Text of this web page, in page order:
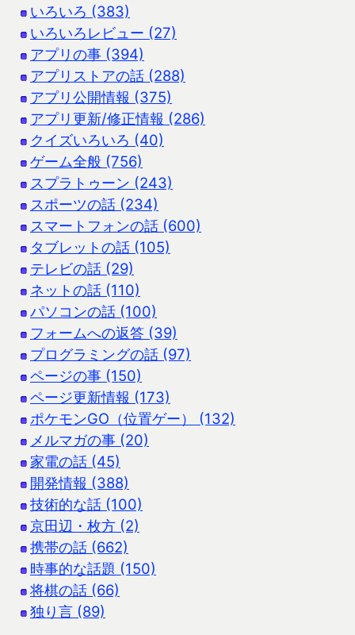
いろいろ (383)
いろいろレビュー (27)
アプリの事 (394)
アプリストアの話 (288)
アプリ公開情報 (375)
アプリ更新/修正情報 (286)
クイズいろいろ (40)
ゲーム全般 (756)
スプラトゥーン (243)
スポーツの話 (234)
スマートフォンの話 (600)
タブレットの話 (105)
テレビの話 (29)
ネットの話 (110)
パソコンの話 (100)
フォームへの返答 (39)
プログラミングの話 (97)
ページの事 (150)
ページ更新情報 (173)
ポケモンGO（位置ゲー） (132)
メルマガの事 (20)
家電の話 (45)
開発情報 (388)
技術的な話 (100)
京田辺・枚方 (2)
携帯の話 (662)
時事的な話題 (150)
将棋の話 (66)
独り言 (89)